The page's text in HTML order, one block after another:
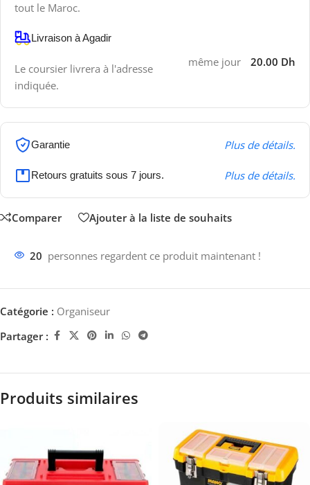
tout le Maroc.
Livraison à Agadir
Le coursier livrera à l'adresse
indiquée.
même jour 20.00 Dh
Garantie Plus de détails.
Retours gratuits sous 7 jours. Plus de détails.
Comparer Ajouter à la liste de souhaits
20 personnes regardent ce produit maintenant !
Catégorie : Organiseur
Partager :
Produits similaires